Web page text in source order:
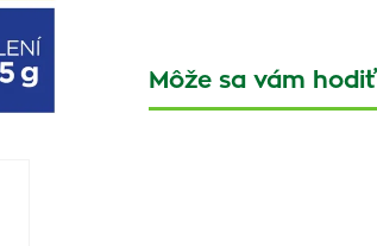
Môže sa vám hodiť